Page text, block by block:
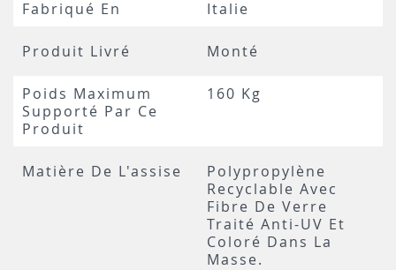
Fabriqué En Italie
Produit Livré Monté
Poids Maximum
Supporté Par Ce
Produit
160 Kg
Matière De L'assise
Polypropylène
Recyclable Avec
Fibre De Verre
Traité Anti-UV Et
Coloré Dans La
Masse.